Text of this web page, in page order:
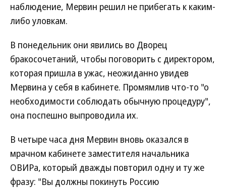
наблюдение, Мервин решил не прибегать к каким-
либо уловкам.
В понедельник они явились во Дворец
бракосочетаний, чтобы поговорить с директором,
которая пришла в ужас, неожиданно увидев
Мервина у себя в кабинете. Промямлив что-то "о
необходимости соблюдать обычную процедуру",
она поспешно выпроводила их.
В четыре часа дня Мервин вновь оказался в
мрачном кабинете заместителя начальника
ОВИРа, который дважды повторил одну и ту же
фразу: "Вы должны покинуть Россию